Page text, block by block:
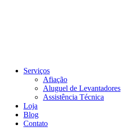
Serviços
Afiação
Aluguel de Levantadores
Assistência Técnica
Loja
Blog
Contato